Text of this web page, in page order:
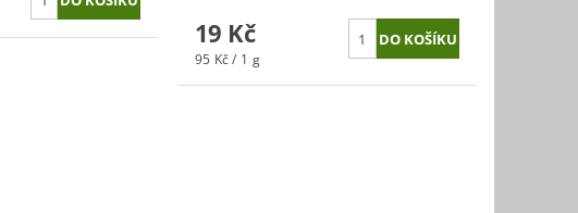
19 Kč
95 Kč / 1 g